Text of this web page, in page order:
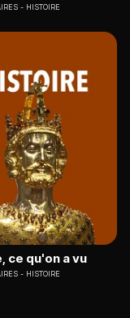
HISTOIRE
ce qu'on a vu
HISTOIRE